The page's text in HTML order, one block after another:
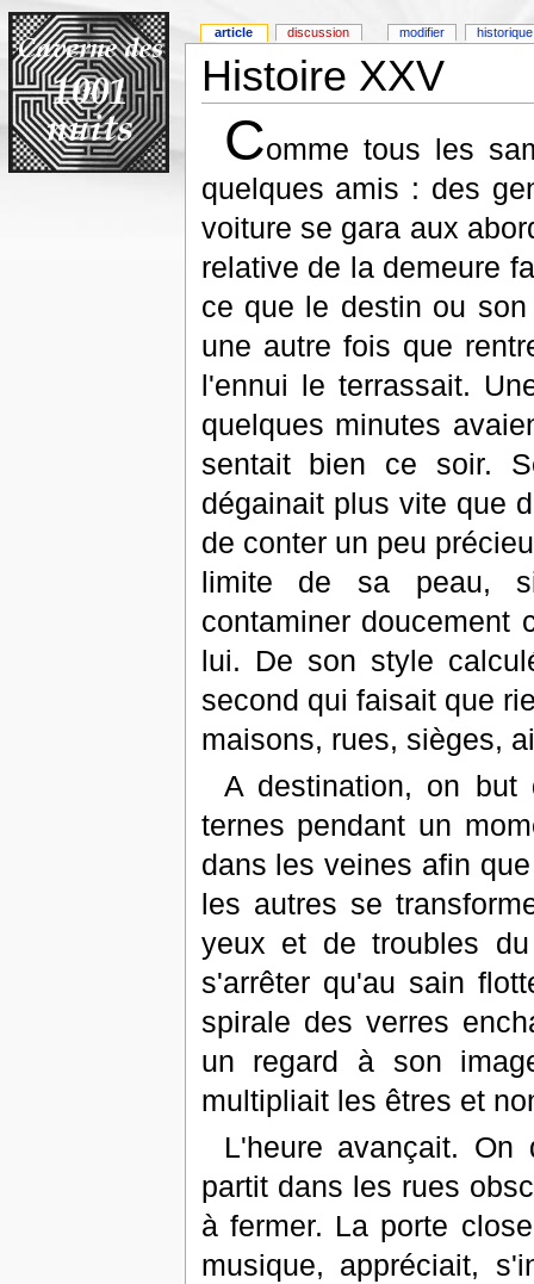
Histoire XXV
Comme tous les
quelques amis : des
voiture se gara aux
relative de la demeure
ce que le destin ou
une autre fois que
l'ennui le terrassait.
quelques minutes
sentait bien ce soir.
dégainait plus vite que
de conter un peu
limite de sa peau,
contaminer doucement
lui. De son style
second qui faisait que
maisons, rues, sièges,
A destination, on but
ternes pendant un
dans les veines afin
les autres se
yeux et de troubles
s'arrêter qu'au sain
spirale des verres
un regard à son
multipliait les êtres et
L'heure avançait.
partit dans les rues
à fermer. La porte
musique, appréciait,
article discussion modifier historique